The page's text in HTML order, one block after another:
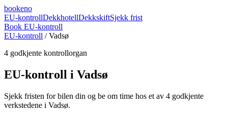
bookeno
EU-kontrollDekkhotellDekkskiftSjekk frist
Book EU-kontroll
EU-kontroll /Vadsø
4 godkjente kontrollorgan
EU-kontroll i Vadsø
Sjekk fristen for bilen din og be om time hos et av 4 godkjente
verkstedene i Vadsø.